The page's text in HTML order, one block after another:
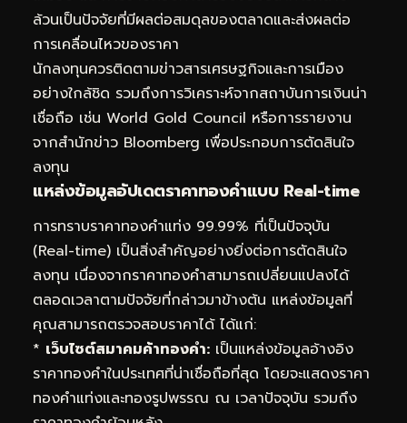
ล้วนเป็นปัจจัยที่มีผลต่อสมดุลของตลาดและส่งผลต่อ
การเคลื่อนไหวของราคา
นักลงทุนควรติดตามข่าวสารเศรษฐกิจและการเมือง
อย่างใกล้ชิด รวมถึงการวิเคราะห์จากสถาบันการเงินน่า
เชื่อถือ เช่น World Gold Council หรือการรายงาน
จากสำนักข่าว Bloomberg เพื่อประกอบการตัดสินใจ
ลงทุน
แหล่งข้อมูลอัปเดตราคาทองคำแบบ Real-time
การทราบราคาทองคำแท่ง 99.99% ที่เป็นปัจจุบัน
(Real-time) เป็นสิ่งสำคัญอย่างยิ่งต่อการตัดสินใจ
ลงทุน เนื่องจากราคาทองคำสามารถเปลี่ยนแปลงได้
ตลอดเวลาตามปัจจัยที่กล่าวมาข้างต้น แหล่งข้อมูลที่
คุณสามารถตรวจสอบราคาได้ ได้แก่:
* เว็บไซต์สมาคมค้าทองคำ: เป็นแหล่งข้อมูลอ้างอิง
ราคาทองคำในประเทศที่น่าเชื่อถือที่สุด โดยจะแสดงราคา
ทองคำแท่งและทองรูปพรรณ ณ เวลาปัจจุบัน รวมถึง